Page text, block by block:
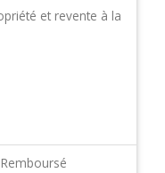
et revente à la
Remboursé